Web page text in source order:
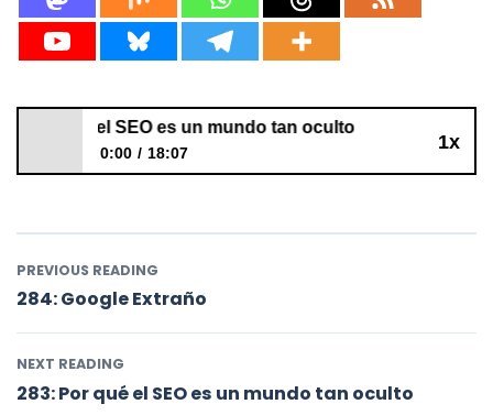
1x
qué el SEO es un mundo tan oculto
0:00 18:07
PREVIOUS READING
284: Google Extraño
NEXT READING
283: Por qué el SEO es un mundo tan oculto